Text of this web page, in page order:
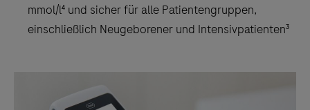
mmol/l⁴ und sicher für alle Patientengruppen,
einschließlich Neugeborener und Intensivpatienten³